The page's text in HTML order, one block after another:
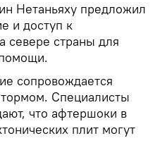
Нетаньяху предложил
и доступ к
севере страны для
сопровождается
Специалисты
что афтершоки в
плит могут